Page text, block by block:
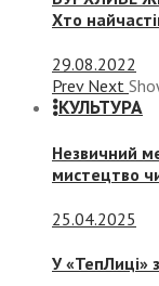
Хто
29.08.2022
Prev Next
КУЛЬТУРА
Незвичний
мистецтво
25.04.2025
У «ТепЛиці»